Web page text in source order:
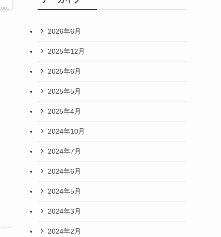
2026年6月
2025年12月
2025年6月
2025年5月
2025年4月
2024年10月
2024年7月
2024年6月
2024年5月
2024年3月
2024年2月